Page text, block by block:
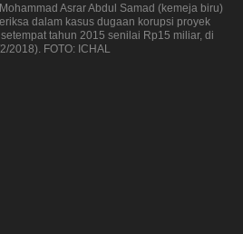
Asrar Abdul Samad (kemeja biru)
dalam kasus dugaan korupsi proyek
tahun 2015 senilai Rp15 miliar, di
2018). FOTO: ICHAL